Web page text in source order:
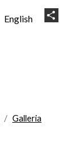
English
Galleria